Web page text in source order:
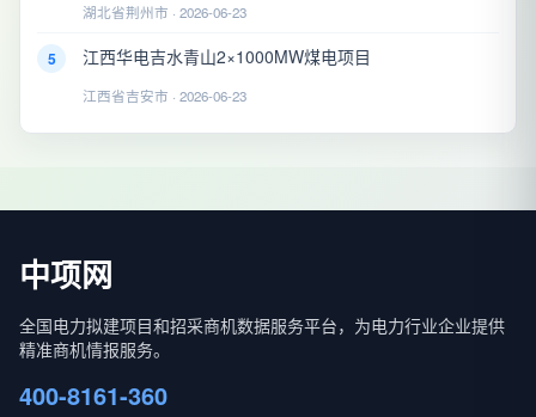
湖北省荆州市 · 2026-06-23
5 江西华电吉水青山2×1000MW煤电项目
江西省吉安市 · 2026-06-23
中项网
全国电力拟建项目和招采商机数据服务平台，为电力行业企业提供
精准商机情报服务。
400-8161-360